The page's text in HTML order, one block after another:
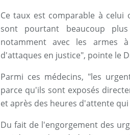
Ce taux est comparable à celui
sont pourtant beaucoup
notamment avec les armes
d'attaques en justice", pointe le
Parmi ces médecins, "les
parce qu'ils sont exposés
et après des heures d'attente
Du fait de l'engorgement des